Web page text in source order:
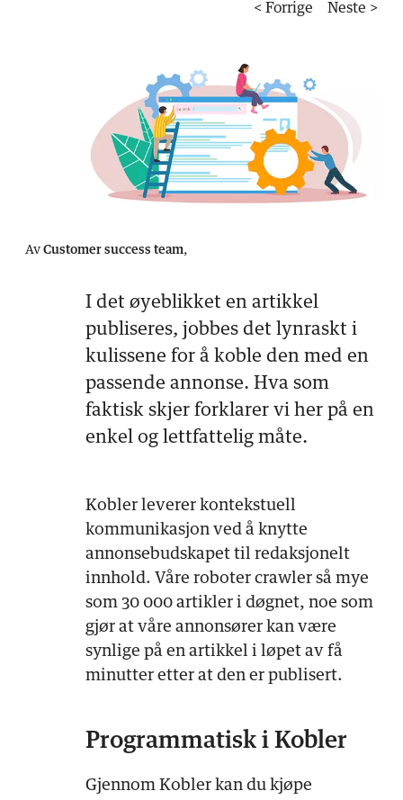
< Forrige Neste >
Av Customer success team,
I det øyeblikket en artikkel
publiseres, jobbes det lynraskt i
kulissene for å koble den med en
passende annonse. Hva som
faktisk skjer forklarer vi her på en
enkel og lettfattelig måte.
Kobler leverer kontekstuell
kommunikasjon ved å knytte
annonsebudskapet til redaksjonelt
innhold. Våre roboter crawler så mye
som 30 000 artikler i døgnet, noe som
gjør at våre annonsører kan være
synlige på en artikkel i løpet av få
minutter etter at den er publisert.
Programmatisk i Kobler
Gjennom Kobler kan du kjøpe